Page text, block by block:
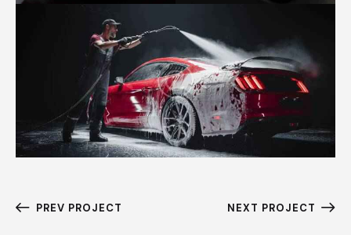
PREV PROJECT NEXT PROJECT